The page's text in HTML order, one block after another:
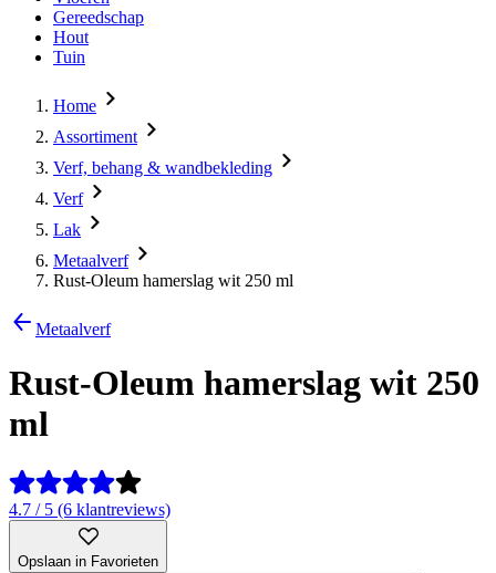
Gereedschap
Hout
Tuin
Home
Assortiment
Verf, behang & wandbekleding
Verf
Lak
Metaalverf
Rust-Oleum hamerslag wit 250 ml
Metaalverf
Rust-Oleum hamerslag wit 250
ml
4.7 / 5 (6 klantreviews)
Opslaan in Favorieten